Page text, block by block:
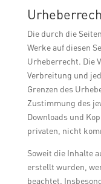
Die durch die
Werke auf diesen
Urheberrecht. Die
Verbreitung und
Grenzen des
Zustimmung des
Downloads und
privaten, nicht
Soweit die Inhalte
erstellt wurden,
beachtet.